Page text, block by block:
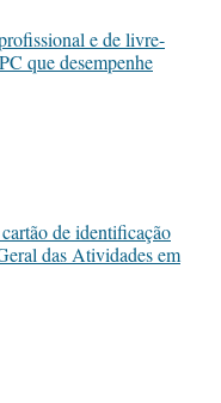
e de livre-
que desempenhe
de identificação
das Atividades em